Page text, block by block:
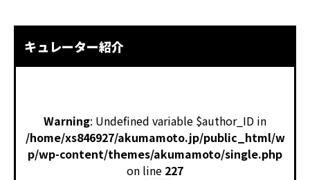
キュレーター紹介
Warning: Undefined variable $author_ID in
/home/xs846927/akumamoto.jp/public_html/w
p/wp-content/themes/akumamoto/single.php
on line 227